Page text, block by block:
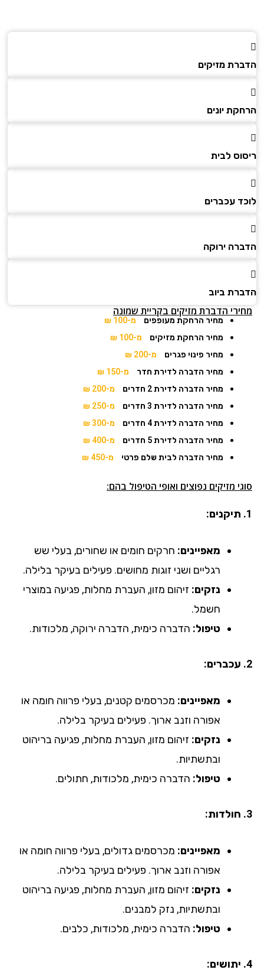
הדברת מזיקים
הרחקת יונים
ריסוס לבית
לוכד עכברים
הדברה ירוקה
הדברת ביוב
מחירי הדברת מזיקים בקריית שמונה
מחיר הרחקת מעופפים
מ-100 ₪
מחיר הרחקת מזיקים
מ-100 ₪
מחיר פינוי פגרים
מ-200 ₪
מחיר הדברה לדירת חדר
מ-150 ₪
מחיר הדברה לדירת 2 חדרים
מ-200 ₪
מחיר הדברה לדירת 3 חדרים
מ-250 ₪
מחיר הדברה לדירת 4 חדרים
מ-300 ₪
מחיר הדברה לדירת 5 חדרים
מ-400 ₪
מחיר הדברה לבית שלם פרטי
מ-450 ₪
סוגי מזיקים נפוצים ואופי הטיפול בהם:
1. תיקנים:
מאפיינים: חרקים חומים או שחורים, בעלי שש
רגליים ושני זוגות מחושים. פעילים בעיקר בלילה.
נזקים: זיהום מזון, העברת מחלות, פגיעה במוצרי
חשמל.
טיפול: הדברה כימית, הדברה ירוקה, מלכודות.
2. עכברים:
מאפיינים: מכרסמים קטנים, בעלי פרווה חומה או
אפורה וזנב ארוך. פעילים בעיקר בלילה.
נזקים: זיהום מזון, העברת מחלות, פגיעה בריהוט
ובתשתיות.
טיפול: הדברה כימית, מלכודות, חתולים.
3. חולדות:
מאפיינים: מכרסמים גדולים, בעלי פרווה חומה או
אפורה וזנב ארוך. פעילים בעיקר בלילה.
נזקים: זיהום מזון, העברת מחלות, פגיעה בריהוט
ובתשתיות, נזק למבנים.
טיפול: הדברה כימית, מלכודות, כלבים.
4. יתושים: